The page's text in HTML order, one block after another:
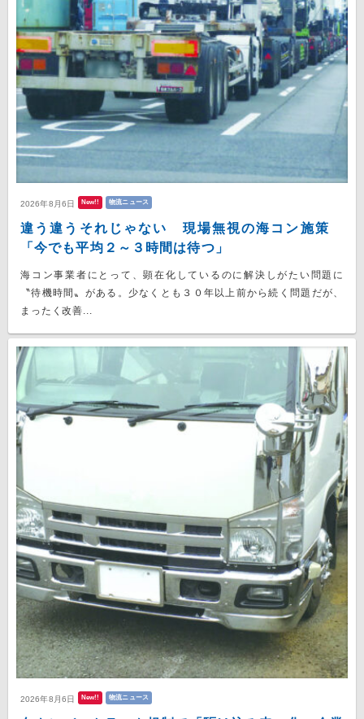
2026年8月6日 New!! 物流ニュース
違う違うそれじゃない 現場無視の海コン施策
「今でも平均２～３時間は待つ」
海コン事業者にとって、顕在化しているのに解決しがたい問題に
〝待機時間〟がある。少なくとも３０年以上前から続く問題だが、
まったく改善...
2026年8月6日 New!! 物流ニュース